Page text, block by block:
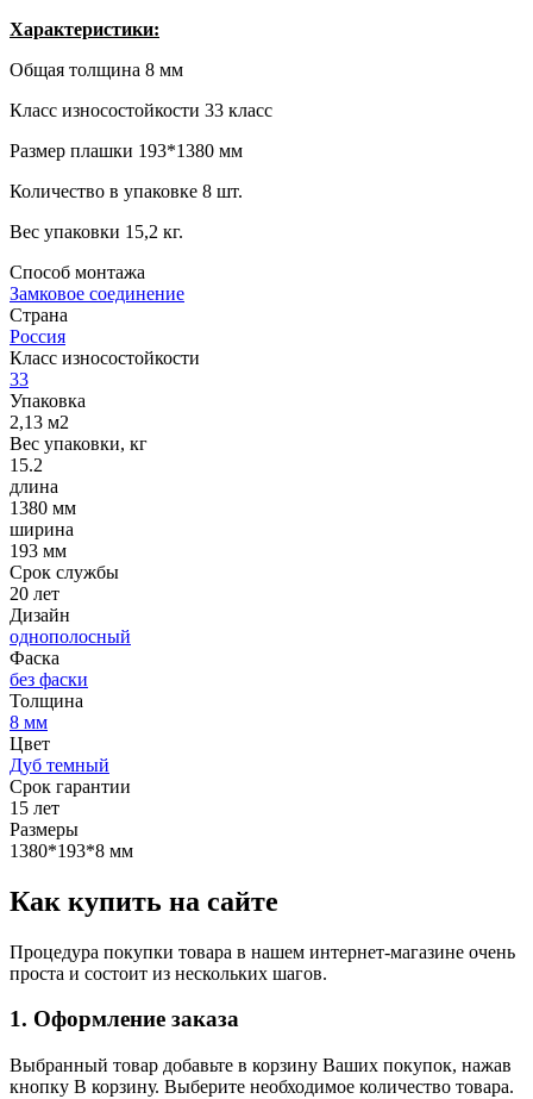
Характеристики:
Общая толщина 8 мм
Класс износостойкости 33 класс
Размер плашки 193*1380 мм
Количество в упаковке 8 шт.
Вес упаковки 15,2 кг.
Способ монтажа
Замковое соединение
Страна
Россия
Класс износостойкости
33
Упаковка
2,13 м2
Вес упаковки, кг
15.2
длина
1380 мм
ширина
193 мм
Срок службы
20 лет
Дизайн
однополосный
Фаска
без фаски
Толщина
8 мм
Цвет
Дуб темный
Срок гарантии
15 лет
Размеры
1380*193*8 мм
Как купить на сайте
Процедура покупки товара в нашем интернет-магазине очень
проста и состоит из нескольких шагов.
1. Оформление заказа
Выбранный товар добавьте в корзину Ваших покупок, нажав
кнопку В корзину. Выберите необходимое количество товара.